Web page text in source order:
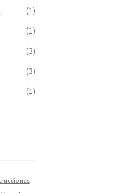
(1)
(1)
(3)
(3)
(1)